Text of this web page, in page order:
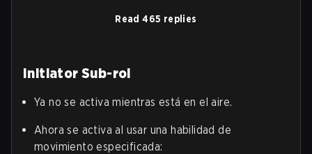
Read 465 replies
Initiator Sub-rol
Ya no se activa mientras está en el aire.
Ahora se activa al usar una habilidad de
movimiento especificada: